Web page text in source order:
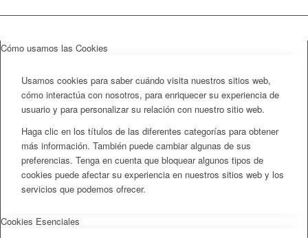
Cómo usamos las Cookies
Usamos cookies para saber cuándo visita nuestros sitios web,
cómo interactúa con nosotros, para enriquecer su experiencia de
usuario y para personalizar su relación con nuestro sitio web.
Haga clic en los títulos de las diferentes categorías para obtener
más información. También puede cambiar algunas de sus
preferencias. Tenga en cuenta que bloquear algunos tipos de
cookies puede afectar su experiencia en nuestros sitios web y los
servicios que podemos ofrecer.
Cookies Esenciales